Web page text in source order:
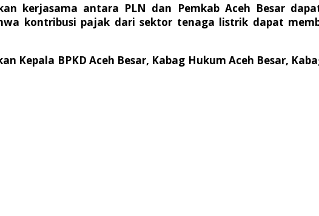
kerjasama antara PLN dan Pemkab Aceh Besar
kontribusi pajak dari sektor tenaga listrik dapat
Kepala BPKD Aceh Besar, Kabag Hukum Aceh Besar,